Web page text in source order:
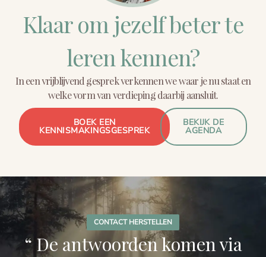
intakeprocedure gericht geschiktheid.
Klaar om jezelf beter te
leren kennen?
In een vrijblijvend gesprek verkennen we waar je nu staat en
welke vorm van verdieping daarbij aansluit.
BOEK EEN
KENNISMAKINGSGESPREK
BEKIJK DE
AGENDA
CONTACT HERSTELLEN
“ De antwoorden komen via